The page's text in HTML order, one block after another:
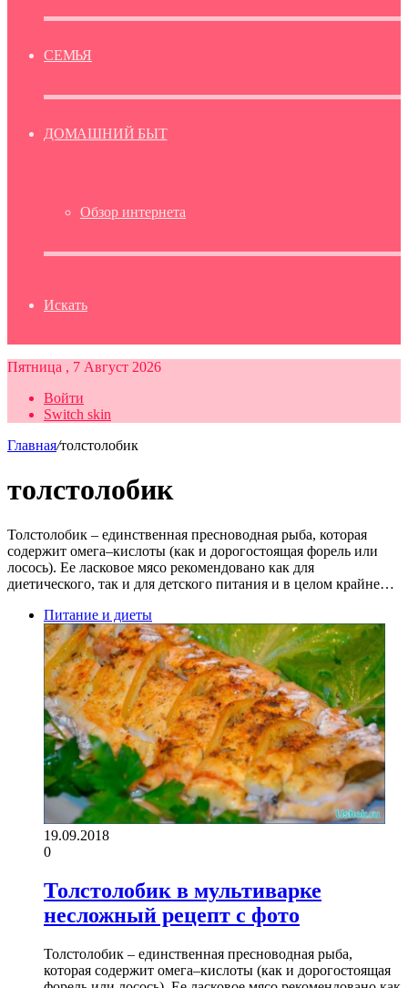
СЕМЬЯ
ДОМАШНИЙ БЫТ
Обзор интернета
Искать
Пятница , 7 Август 2026
Войти
Switch skin
Главная/толстолобик
толстолобик
Толстолобик – единственная пресноводная рыба, которая
содержит омега–кислоты (как и дорогостоящая форель или
лосось). Ее ласковое мясо рекомендовано как для
диетического, так и для детского питания и в целом крайне…
Питание и диеты
19.09.2018
0
Толстолобик в мультиварке
несложный рецепт с фото
Толстолобик – единственная пресноводная рыба,
которая содержит омега–кислоты (как и дорогостоящая